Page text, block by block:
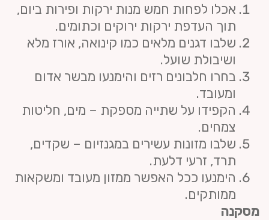
אכלו לפחות חמש מנות ירקות ופירות ביום,
תוך העדפת ירקות ירוקים וכתומים.
שלבו דגנים מלאים כמו קינואה, אורז מלא
ושיבולת שועל.
בחרו חלבונים רזים והימנעו מבשר אדום
ומעובד.
הקפידו על שתייה מספקת – מים, חליטות
צמחים.
שלבו מזונות עשירים במגנזיום – שקדים,
תרד, זרעי דלעת.
הימנעו ככל האפשר ממזון מעובד ומשקאות
ממותקים.
מסקנה